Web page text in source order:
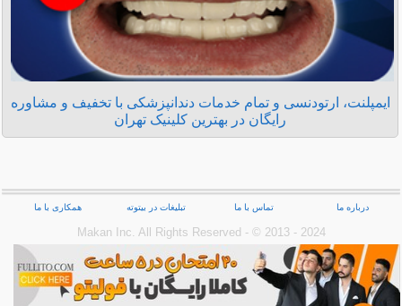
ایمپلنت، ارتودنسی و تمام خدمات دندانپزشکی با تخفیف و مشاوره
رایگان در بهترین کلینیک تهران
درباره ما تماس با ما تبلیغات در بیتوته همکاری با ما
Makan Inc.‎ All Rights Reserved - © 2013 - 2024